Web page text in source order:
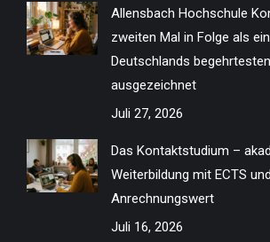
Allensbach Hochschule
zweiten Mal in Folge als
Deutschlands
ausgezeichnet
Juli 27, 2026
Das Kontaktstudium –
Weiterbildung mit ECTS
Anrechnungswert
Juli 16, 2026